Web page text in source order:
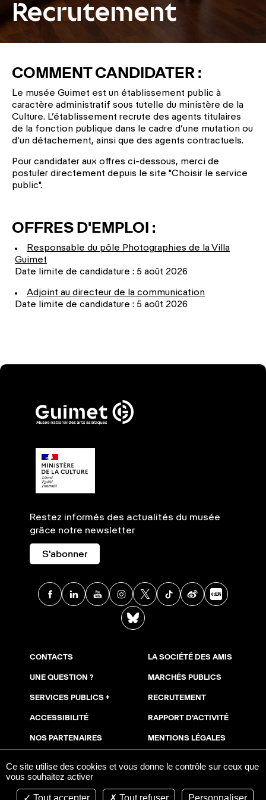
Recrutement
COMMENT CANDIDATER :
Le musée Guimet est un établissement public à
caractère administratif sous tutelle du ministère de la
Culture. L’établissement recrute des agents titulaires
de la fonction publique dans le cadre d’une mutation ou
d’un détachement, ainsi que des agents contractue ls.
Pour candidater aux offres ci-dessous, merci de
postuler directement depuis le site "Choisir le service
public".
OFFRES D'EMPLOI :
Responsable du pôle Photographies de la Villa
Guimet
Date limite de candidature : 5 août 2026
Adjoint au directeur de la communication
Date limite de candidature : 5 août 2026
Restez informés des actualités du musée
grâce notre newsletter
S'abonner
Facebook
LinkedinYoutubeInstagram
X TikTokWeibo
CONTACTS
UNE QUESTION ?
SERVICES PUBLICS +
ACCESSIBILITÉ
NOS PARTENAIRES
ESPACE PRESSE
LA SOCIÉTÉ DES AMIS
MARCHÉS PUBLICS
RECRUTEMENT
RAPPORT D'ACTIVITÉ
MENTIONS LÉGALES
Ce site utilise des cookies et vous donne le contrôle sur ceux que
vous souhaitez activer
Tout accepter Tout refuser Personnaliser